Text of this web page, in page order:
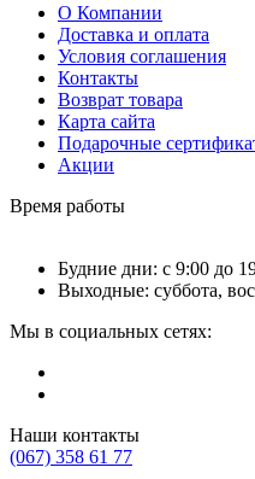
О Компании
Доставка и оплата
Условия соглашения
Контакты
Возврат товара
Карта сайта
Подарочные
Акции
Время работы
Будние дни: с 9:00 до
Выходные: суббота,
Мы в социальных сетях:
Наши контакты
(067) 358 61 77